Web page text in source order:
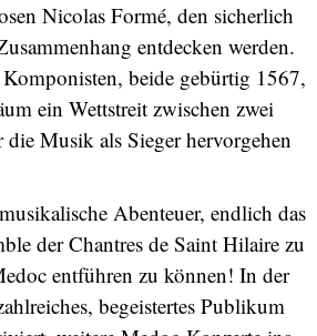
Nicolas Formé, den sicherlich
entdecken werden.
beide gebürtig 1567,
ein Wettstreit zwischen zwei
die Musik als Sieger hervorgehen
Abenteuer, endlich das
der Chantres de Saint Hilaire zu
entführen zu können! In der
begeistertes Publikum